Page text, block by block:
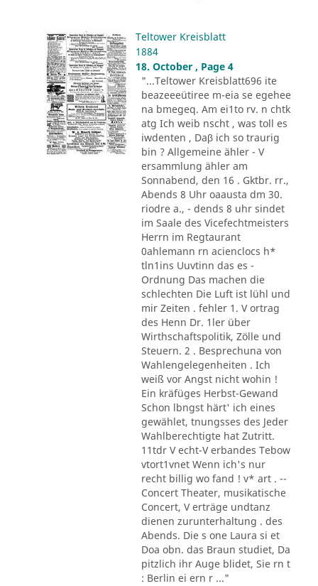
Teltower Kreisblatt
1884
18. October , Page 4
"...Teltower Kreisblatt696 ite
beazeeeütiree m-eia se egehee
na bmegeq. Am ei1to rv. n chtk
atg Ich weib nscht , was toll es
iwdenten , Daβ ich so traurig
bin ? Allgemeine ähler - V
ersammlung ähler am
Sonnabend, den 16 . Gktbr. rr.,
Abends 8 Uhr oaausta dm 30.
riodre a., - dends 8 uhr sindet
im Saale des Vicefechtmeisters
Herrn im Regtaurant
0ahlemann rn acienclocs h*
tln1ins Uuvtinn das es -
Ordnung Das machen die
schlechten Die Luft ist lühl und
mir Zeiten . fehler 1. V ortrag
des Henn Dr. 1ler über
Wirthschaftspolitik, Zölle und
Steuern. 2 . Besprechuna von
Wahlengelegenheiten . Ich
weiß vor Angst nicht wohin !
Ein kräfüges Herbst-Gewand
Schon lbngst härt' ich eines
gewählet, tnungsses des Jeder
Wahlberechtigte hat Zutritt.
11tdr V echt-V erbandes Tebow
vtort1vnet Wenn ich's nur
recht billig wo fand ! v* art . --
Concert Theater, musikatische
Concert, V erträge undtanz
dienen zurunterhaltung . des
Abends. Die s one Laura si et
Doa obn. das Braun studiet, Da
pitzlich ihr Auge blidet, Sie rn t
: Berlin ei ern r ..."